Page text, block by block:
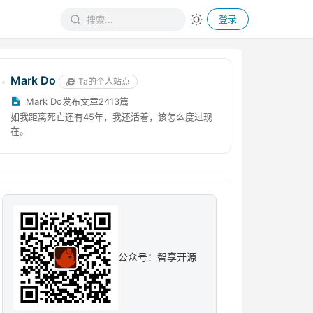
登录
Mark Do Ta的个人站点
Mark Do发布文章2413篇
如我距离死亡还有45年，我还活着，该怎么度过现
在。
公众号：智享开源